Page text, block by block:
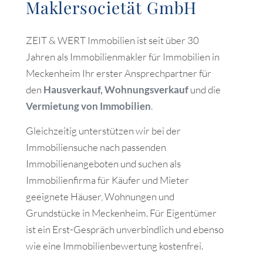
Maklersocietät GmbH
ZEIT & WERT Immobilien ist seit über 30
Jahren als Immobilienmakler für Immobilien in
Meckenheim Ihr erster Ansprechpartner für
den Hausverkauf, Wohnungsverkaufund die
Vermietung von Immobilien.
Gleichzeitig unterstützen wir bei der
Immobiliensuche nach passenden
Immobilienangeboten und suchen als
Immobilienfirma für Käufer und Mieter
geeignete Häuser, Wohnungen und
Grundstücke in Meckenheim. Für Eigentümer
ist ein Erst-Gespräch unverbindlich und ebenso
wie eine Immobilienbewertung kostenfrei.